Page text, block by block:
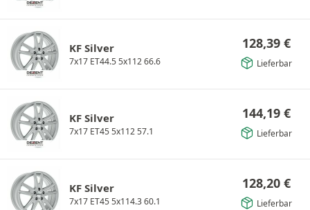
KF Silver
7x17 ET44.5 5x112 66.6
128,39 €
Lieferbar
KF Silver
7x17 ET45 5x112 57.1
144,19 €
Lieferbar
KF Silver
7x17 ET45 5x114.3 60.1
128,20 €
Lieferbar